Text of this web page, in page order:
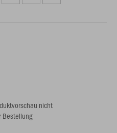
nicht
Bestellung